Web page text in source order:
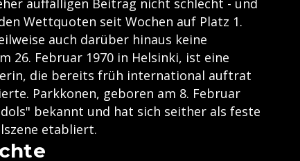
Wettquoten seit Wochen auf Platz 1.
auch darüber hinaus keine
26. Februar 1970 in Helsinki, ist eine
die bereits früh international auftrat
Parkkonen, geboren am 8. Februar
bekannt und hat sich seither als feste
etabliert.